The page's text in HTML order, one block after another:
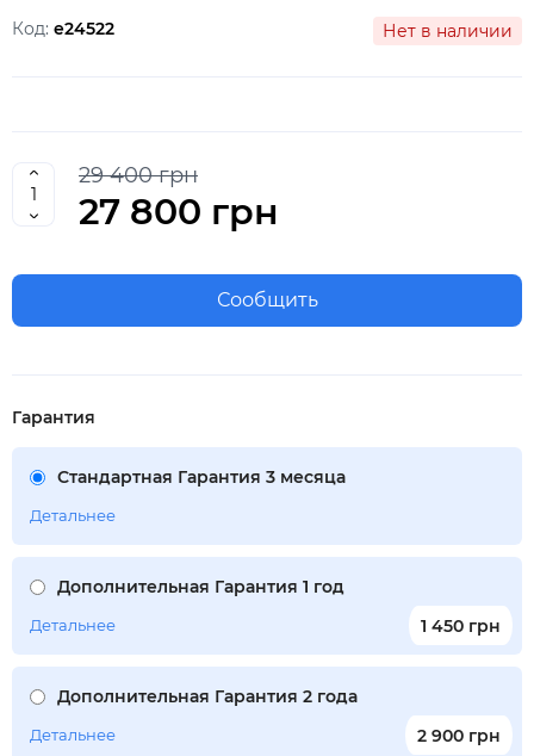
Код: e24522 Нет в наличии
29 400 грн
27 800 грн
Сообщить
Гарантия
Стандартная Гарантия 3 месяца
Детальнее
Дополнительная Гарантия 1 год
1 450 грн
Детальнее
Дополнительная Гарантия 2 года
2 900 грн
Детальнее